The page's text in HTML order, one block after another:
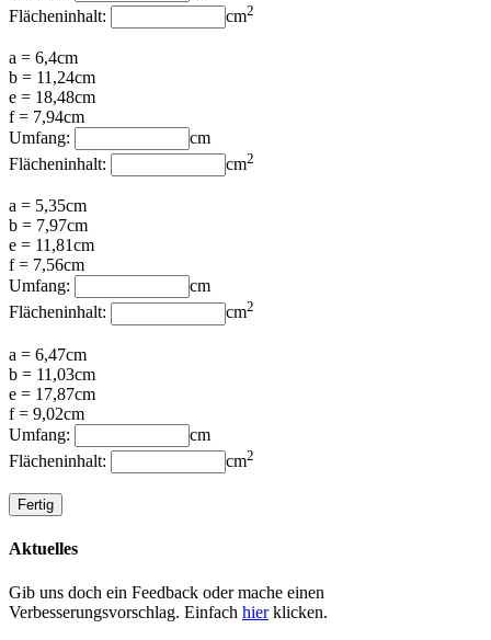
Flächeninhalt:
cm2
a = 6,4cm
b = 11,24cm
e = 18,48cm
f = 7,94cm
Umfang:
cm
Flächeninhalt:
cm2
a = 5,35cm
b = 7,97cm
e = 11,81cm
f = 7,56cm
Umfang:
cm
Flächeninhalt:
cm2
a = 6,47cm
b = 11,03cm
e = 17,87cm
f = 9,02cm
Umfang:
cm
Flächeninhalt:
cm2
Aktuelles
Gib uns doch ein Feedback oder mache einen
Verbesserungsvorschlag. Einfach hierklicken.